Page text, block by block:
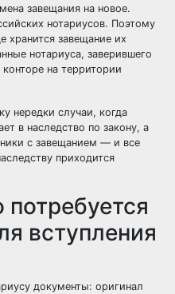
завещания на новое.
нотариусов. Поэтому
хранится завещание их
нотариуса, заверившего
на территории
нередки случаи, когда
в наследство по закону, а
с завещанием — и все
приходится
вступления
документы: оригинал